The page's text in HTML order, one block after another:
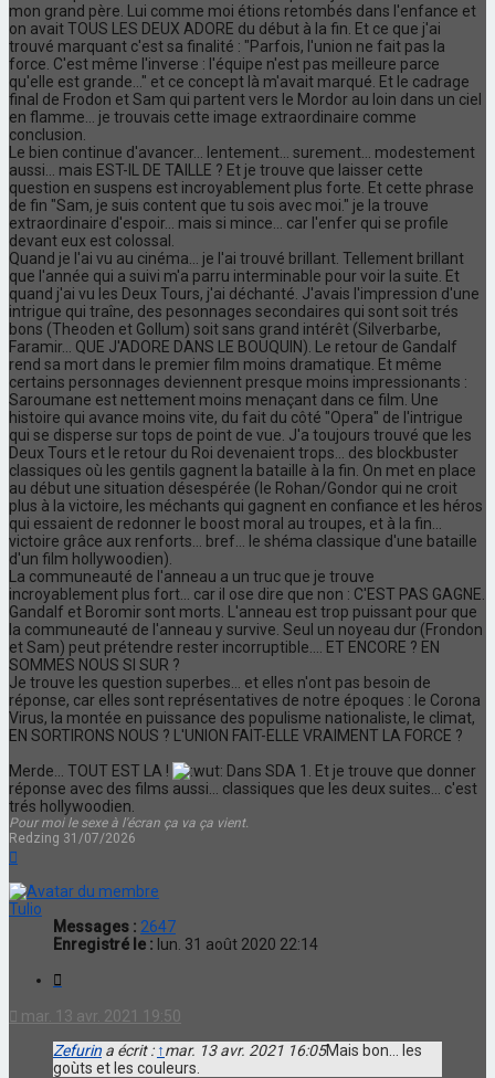
mon grand père. Lui comme moi étions retombés dans l'enfance et
on avait TOUS LES DEUX ADORE du début à la fin. Et ce que j'ai
trouvé marquant c'est sa finalité : "Parfois, l'union ne fait pas la
force. C'est même l'inverse : l'équipe n'est pas meilleure parce
qu'elle est grande..." et ce concept là m'avait marqué. Et le cadrage
final de Frodon et Sam qui partent vers le Mordor au loin dans un ciel
en flamme... je trouvais cette image extraordinaire comme
conclusion.
Le bien continue d'avancer... lentement... surement... modestement
aussi... mais EST-IL DE TAILLE ? Et je trouve que laisser cette
question en suspens est incroyablement plus forte. Et cette phrase
de fin "Sam, je suis content que tu sois avec moi." je la trouve
extraordinaire d'espoir... mais si mince... car l'enfer qui se profile
devant eux est colossal.
Quand je l'ai vu au cinéma... je l'ai trouvé brillant. Tellement brillant
que l'année qui a suivi m'a parru interminable pour voir la suite. Et
quand j'ai vu les Deux Tours, j'ai déchanté. J'avais l'impression d'une
intrigue qui traîne, des pesonnages secondaires qui sont soit trés
bons (Theoden et Gollum) soit sans grand intérêt (Silverbarbe,
Faramir... QUE J'ADORE DANS LE BOUQUIN). Le retour de Gandalf
rend sa mort dans le premier film moins dramatique. Et même
certains personnages deviennent presque moins impressionants :
Saroumane est nettement moins menaçant dans ce film. Une
histoire qui avance moins vite, du fait du côté "Opera" de l'intrigue
qui se disperse sur tops de point de vue. J'a toujours trouvé que les
Deux Tours et le retour du Roi devenaient trops... des blockbuster
classiques où les gentils gagnent la bataille à la fin. On met en place
au début une situation désespérée (le Rohan/Gondor qui ne croit
plus à la victoire, les méchants qui gagnent en confiance et les héros
qui essaient de redonner le boost moral au troupes, et à la fin...
victoire grâce aux renforts... bref... le shéma classique d'une bataille
d'un film hollywoodien).
La communeauté de l'anneau a un truc que je trouve
incroyablement plus fort... car il ose dire que non : C'EST PAS GAGNE.
Gandalf et Boromir sont morts. L'anneau est trop puissant pour que
la communeauté de l'anneau y survive. Seul un noyeau dur (Frondon
et Sam) peut prétendre rester incorruptible.... ET ENCORE ? EN
SOMMES NOUS SI SUR ?
Je trouve les question superbes... et elles n'ont pas besoin de
réponse, car elles sont représentatives de notre époques : le Corona
Virus, la montée en puissance des populisme nationaliste, le climat,
EN SORTIRONS NOUS ? L'UNION FAIT-ELLE VRAIMENT LA FORCE ?
Merde... TOUT EST LA !
Dans SDA 1. Et je trouve que donner
réponse avec des films aussi... classiques que les deux suites... c'est
trés hollywoodien.
Pour moi le sexe à l'écran ça va ça vient.
Redzing 31/07/2026
Tulio
Messages : 2647
Enregistré le : lun. 31 août 2020 22:14
mar. 13 avr. 2021 19:50
Zefurin a écrit : ↑mar. 13 avr. 2021 16:05Mais bon... les
goùts et les couleurs.